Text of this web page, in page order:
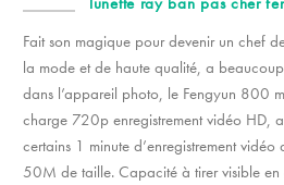
Fait son magique pour devenir un chef
la mode et de haute qualité, a
dans l’appareil photo, le Fengyun 800
charge 720p enregistrement vidéo HD,
certains 1 minute d’enregistrement
50M de taille. Capacité à tirer visible en